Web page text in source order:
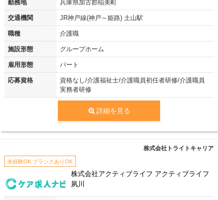
勤務地 兵庫県加古郡稲美町
交通機関 JR神戸線(神戸～姫路) 土山駅
職種 介護職
施設形態 グループホーム
雇用形態 パート
応募資格
資格なし/介護福祉士/介護職員初任者研修/介護職員
実務者研修
詳細を見る
株式会社トライトキャリア
未経験OK ブランクありOK
株式会社アクティブライフ アクティブライフ
夙川